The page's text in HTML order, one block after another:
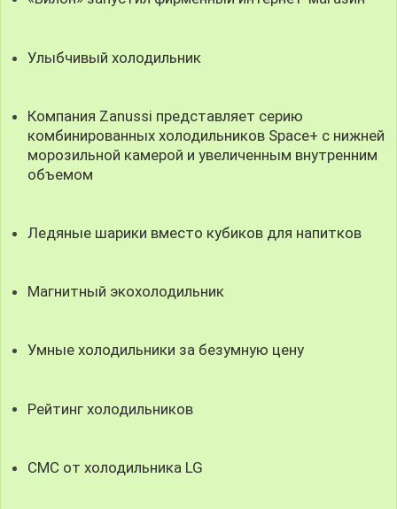
Улыбчивый холодильник
Компания Zanussi представляет серию
комбинированных холодильников Spaсe+ c нижней
морозильной камерой и увеличенным внутренним
объемом
Ледяные шарики вместо кубиков для напитков
Магнитный экохолодильник
Умные холодильники за безумную цену
Рейтинг холодильников
СMC от холодильника LG